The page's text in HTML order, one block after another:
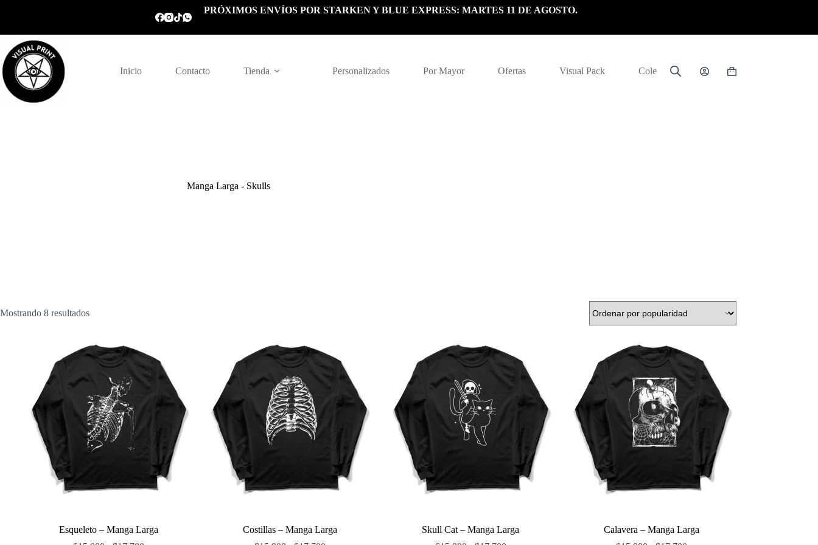
PRÓXIMOS ENVÍOS POR STARKEN Y BLUE EXPRESS: MARTES 11 DE AGOSTO.
Inicio Contacto Tienda Personalizados Por Mayor Ofertas Visual Pack Colección
Carrito
Manga Larga - Skulls
Mostrando 8 resultadosOrdenado
Esqueleto – Manga Larga
Costillas – Manga Larga
Skull Cat – Manga Larga
Calavera – Manga Larga